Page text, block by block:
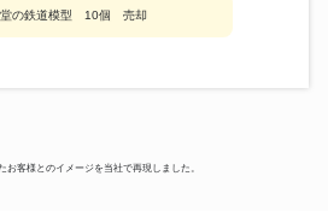
堂の鉄道模型 10個 売却
お客様とのイメージを当社で再現しました。